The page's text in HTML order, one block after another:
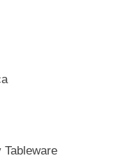
ル》Original